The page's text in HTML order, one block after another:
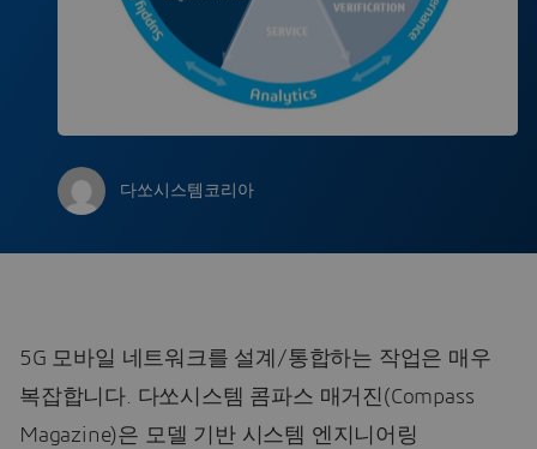
다쏘시스템코리아
5G 모바일 네트워크를 설계/통합하는 작업은 매우
복잡합니다. 다쏘시스템 콤파스 매거진(Compass
Magazine)은 모델 기반 시스템 엔지니어링